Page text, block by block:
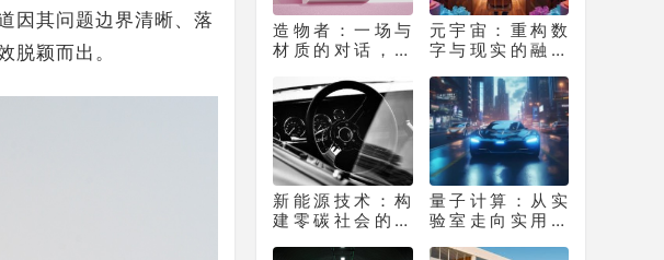
因其问题边界清晰、落
脱颖而出。
造物者：一场与
材质的对话，如
边界
元宇宙：重构数
字与现实的融合
新能源技术：构
建零碳社会的核
量子计算：从实
验室走向实用化